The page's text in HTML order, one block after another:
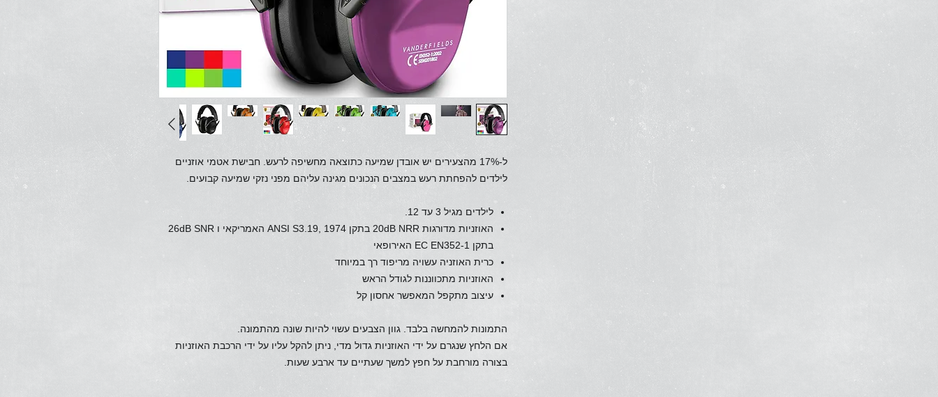
ל-17% מהצעירים יש אובדן שמיעה כתוצאה מחשיפה לרעש. חבישת אטמי אוזניים
לילדים להפחתת רעש במצבים הנכונים מגינה עליהם מפני נזקי שמיעה קבועים.
לילדים מגיל 3 עד 12.
האוזניות מדורגות 20dB NRR בתקן ANSI S3.19, 1974 האמריקאי ו 26dB SNR
בתקן EC EN352-1 האירופאי
כרית האוזניה עשויה מריפוד רך במיוחד
האוזניות מתכווננות לגודל הראש
עיצוב מתקפל המאפשר אחסון קל
התמונות להמחשה בלבד. גוון הצבעים עשוי להיות שונה מהתמונה.
אם הלחץ שנגרם על ידי האוזניות גדול מדי, ניתן להקל עליו על ידי הרכבת האוזניות
בצורה מורחבת על חפץ למשך שעתיים עד ארבע שעות.